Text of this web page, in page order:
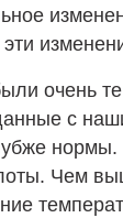
очень
с
нормы.
Чем